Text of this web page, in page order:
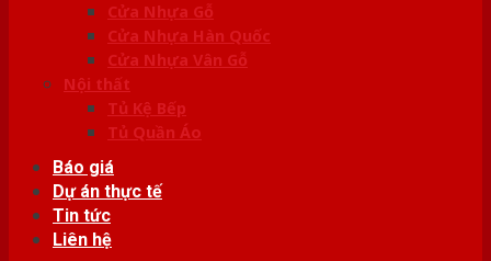
Cửa Nhựa Gỗ
Cửa Nhựa Hàn Quốc
Cửa Nhựa Vân Gỗ
Nội thất
Tủ Kệ Bếp
Tủ Quần Áo
Báo giá
Dự án thực tế
Tin tức
Liên hệ